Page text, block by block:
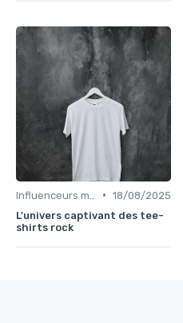
• 18/08/2025
L'univers captivant des tee-
shirts rock